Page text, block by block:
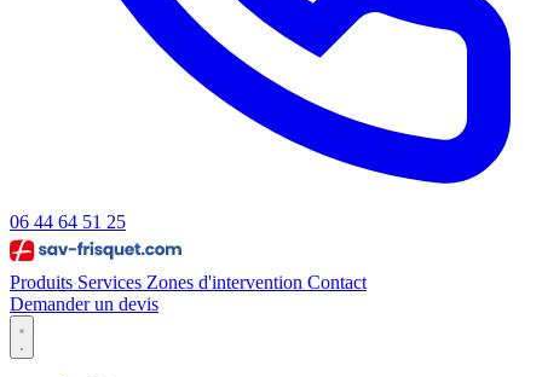
06 44 64 51 25
Produits Services Zones d'intervention Contact
Demander un devis